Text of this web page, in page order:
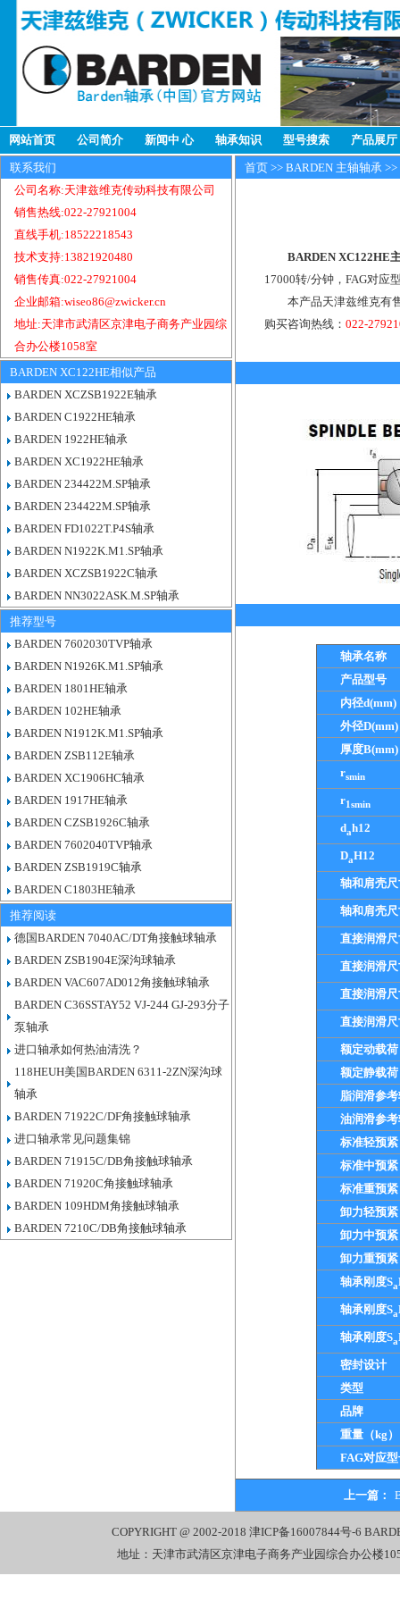
网站首页 公司简介 新闻中 心 轴承知识 型号搜索 产品展厅
联系我们
公司名称:天津兹维克传动科技有限公司
销售热线:022-27921004
直线手机:18522218543
技术支持:13821920480
销售传真:022-27921004
企业邮箱:wiseo86@zwicker.cn
地址:天津市武清区京津电子商务产业园综
合办公楼1058室
BARDEN XC122HE相似产品
BARDEN XCZSB1922E轴承
BARDEN C1922HE轴承
BARDEN 1922HE轴承
BARDEN XC1922HE轴承
BARDEN 234422M.SP轴承
BARDEN 234422M.SP轴承
BARDEN FD1022T.P4S轴承
BARDEN N1922K.M1.SP轴承
BARDEN XCZSB1922C轴承
BARDEN NN3022ASK.M.SP轴承
推荐型号
BARDEN 7602030TVP轴承
BARDEN N1926K.M1.SP轴承
BARDEN 1801HE轴承
BARDEN 102HE轴承
BARDEN N1912K.M1.SP轴承
BARDEN ZSB112E轴承
BARDEN XC1906HC轴承
BARDEN 1917HE轴承
BARDEN CZSB1926C轴承
BARDEN 7602040TVP轴承
BARDEN ZSB1919C轴承
BARDEN C1803HE轴承
推荐阅读
德国BARDEN 7040AC/DT角接触球轴承
BARDEN ZSB1904E深沟球轴承
BARDEN VAC607AD012角接触球轴承
BARDEN C36SSTAY52 VJ-244 GJ-293分子
泵轴承
进口轴承如何热油清洗？
118HEUH美国BARDEN 6311-2ZN深沟球
轴承
BARDEN 71922C/DF角接触球轴承
进口轴承常见问题集锦
BARDEN 71915C/DB角接触球轴承
BARDEN 71920C角接触球轴承
BARDEN 109HDM角接触球轴承
BARDEN 7210C/DB角接触球轴承
首页 >> BARDEN 主轴轴承
BARDEN XC122HE
17000转/分钟，FAG对应
本产品天津兹维克有
购买咨询热线：022-
轴承名称
产品型号
内径d(mm)
外径D(mm)
厚度B(mm)
rsmin
r1smin
dah12
DaH12
轴和肩壳
轴和肩壳
直接润滑
直接润滑尺
直接润滑尺
直接润滑
额定动载
额定静载
脂润滑参
油润滑参
标准轻预
标准中预
标准重预
卸力轻预
卸力中预
卸力重预
轴承刚度Sa
轴承刚度Sa
轴承刚度Sa
密封设计
类型
品牌
重量（kg）
FAG对应
上一篇：
COPYRIGHT @ 2002-2018津ICP备16007844号-6
地址：天津市武清区京津电子商务产业园综合办公